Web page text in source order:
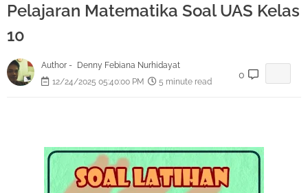
Pelajaran Matematika Soal UAS Kelas
10
Author -
Denny Febiana Nurhidayat
12/24/2025 05:40:00 PM
5 minute read
0